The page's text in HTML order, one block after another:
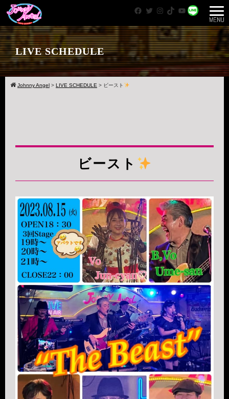
Facebook
Twitter
Instagram
TikTok
YouTube
WhatsApp
LIVE SCHEDULE
Johnny Angel > LIVE SCHEDULE > ビースト
ビースト